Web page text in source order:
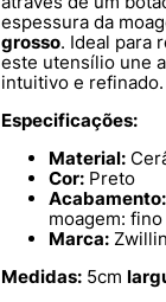
espessura da
grosso. Ideal para
este utensílio une
intuitivo e refinado.
Especificações:
Material:
Cor: Preto
Acabamento:
moagem:
Marca:
Medidas: 5cm